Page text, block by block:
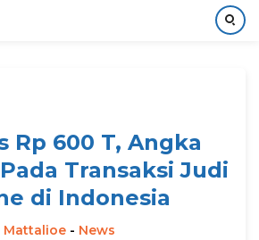
Rp 600 T, Angka
Transaksi Judi
di Indonesia
Mattalioe- News